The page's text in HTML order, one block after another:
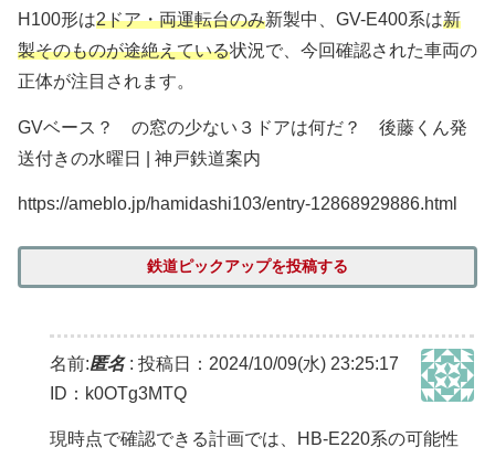
H100形は2ドア・両運転台のみ新製中、GV-E400系は新
製そのものが途絶えている状況で、今回確認された車両の
正体が注目されます。
GVベース？ の窓の少ない３ドアは何だ？ 後藤くん発
送付きの水曜日 | 神戸鉄道案内
https://ameblo.jp/hamidashi103/entry-12868929886.html
鉄道ピックアップを投稿する
名前:匿名: 投稿日：2024/10/09(水) 23:25:17
ID：k0OTg3MTQ
現時点で確認できる計画では、HB-E220系の可能性